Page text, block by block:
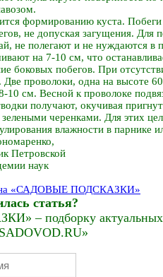
формированию куста. Побеги
не допуская загущения.
не полегают и не нуждаются в
на 7-10 см, что
боковых побегов. При
проволоки, одна на высоте
10 см. Весной к проволоке
получают, окучивая
черенками. Для этих
влажности в парнике
Петровской
наук
на «САДОВЫЕ ПОДСКАЗКИ»
статья?
– подборку актуальных